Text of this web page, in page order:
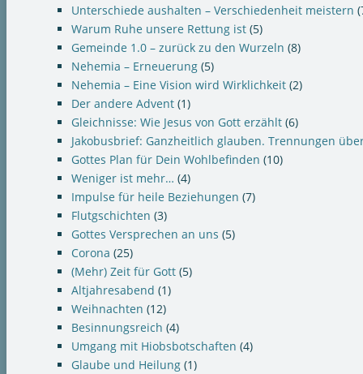
Unterschiede aushalten – Verschiedenheit meistern
Warum Ruhe unsere Rettung ist (5)
Gemeinde 1.0 – zurück zu den Wurzeln (8)
Nehemia – Erneuerung (5)
Nehemia – Eine Vision wird Wirklichkeit (2)
Der andere Advent (1)
Gleichnisse: Wie Jesus von Gott erzählt (6)
Jakobusbrief: Ganzheitlich glauben. Trennungen
Gottes Plan für Dein Wohlbefinden (10)
Weniger ist mehr… (4)
Impulse für heile Beziehungen (7)
Flutgschichten (3)
Gottes Versprechen an uns (5)
Corona (25)
(Mehr) Zeit für Gott (5)
Altjahresabend (1)
Weihnachten (12)
Besinnungsreich (4)
Umgang mit Hiobsbotschaften (4)
Glaube und Heilung (1)